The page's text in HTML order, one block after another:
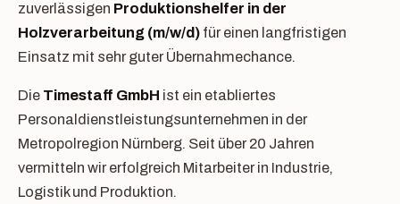
zuverlässigen Produktionshelfer in der
Holzverarbeitung (m/w/d) für einen langfristigen
Einsatz mit sehr guter Übernahmechance.
Die Timestaff GmbH ist ein etabliertes
Personaldienstleistungsunternehmen in der
Metropolregion Nürnberg. Seit über 20 Jahren
vermitteln wir erfolgreich Mitarbeiter in Industrie,
Logistik und Produktion.